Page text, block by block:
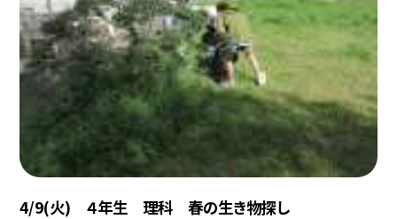
4/9(火) ４年生 理科 春の生き物探し